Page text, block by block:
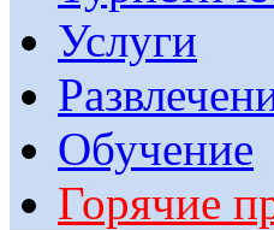
Услуги
Обучение
Горячие